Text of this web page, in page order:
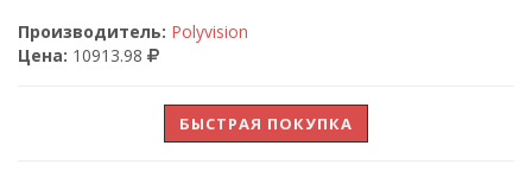
Производитель: Polyvision
Цена: 10913.98
БЫСТРАЯ ПОКУПКА